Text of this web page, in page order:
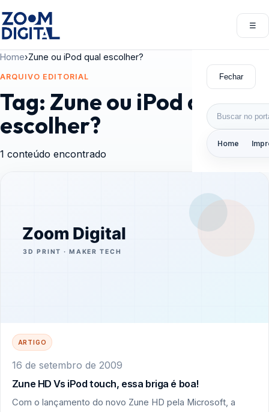
☰
Fechar
Buscar por:
Home
Home›Zune ou iPod qual escolher?
ARQUIVO EDITORIAL
Tag: Zune ou iPod qual
escolher?
1 conteúdo encontrado
ARTIGO
16 de setembro de 2009
Zune HD Vs iPod touch, essa briga é boa!
Com o lançamento do novo Zune HD pela Microsoft, a